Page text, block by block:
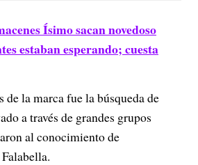
Ísimo sacan novedoso
estaban esperando; cuesta
de la marca fue la búsqueda de
a través de grandes grupos
al conocimiento de